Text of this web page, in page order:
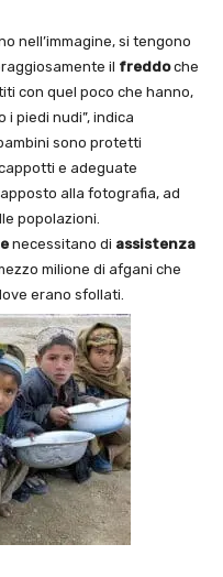
nell’immagine, si tengono
il freddoche
con quel poco che hanno,
piedi nudi”, indica
sono protetti
e adeguate
alla fotografia, ad
popolazioni.
necessitano di assistenza
milione di afgani che
erano sfollati.